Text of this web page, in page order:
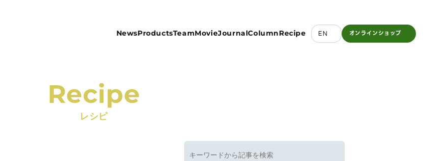
NewsProductsTeamMovieJournalColumnRecipe EN オンラインショップ
Recipe
レシピ